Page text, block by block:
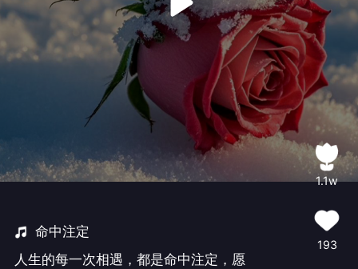
命中注定
人生的每一次相遇，都是命中注定，愿
1.1w
193